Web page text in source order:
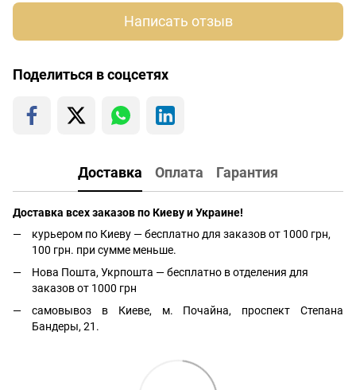
Написать отзыв
Поделиться в соцсетях
Доставка Оплата Гарантия
Доставка всех заказов по Киеву и Украине!
курьером по Киеву — бесплатно для заказов от 1000 грн,
100 грн. при сумме меньше.
Нова Пошта, Укрпошта — бесплатно в отделения для
заказов от 1000 грн
самовывоз в Киеве, м. Почайна, проспект Степана
Бандеры, 21.